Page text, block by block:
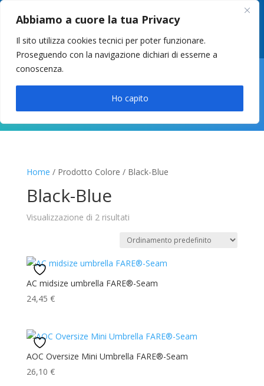
Abbiamo a cuore la tua Privacy
Il sito utilizza cookies tecnici per poter funzionare.
Proseguendo con la navigazione dichiari di esserne a
conoscenza.
Ho capito
049 8627946 –info@cstosetto.it
LUN-VEN 9-12 / 14:30-17
Home / Prodotto Colore / Black-Blue
Black-Blue
Visualizzazione di 2 risultati
AC midsize umbrella FARE®-Seam
24,45 €
AOC Oversize Mini Umbrella FARE®-Seam
26,10 €